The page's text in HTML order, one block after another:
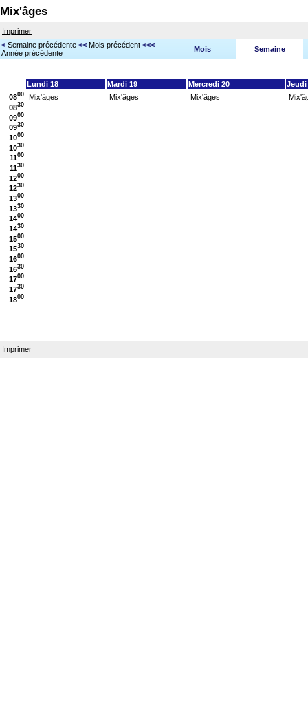
Mix'âges
Imprimer
< Semaine précédente << Mois précédent <<<
Année précédente
Mois Semaine
Lundi 18 Mardi 19 Mercredi 20
Jeudi
0800
0830
0900
0930
1000
1030
1100
1130
1200
1230
1300
1330
1400
1430
1500
1530
1600
1630
1700
1730
1800
Mix'âges Mix'âges Mix'âges
Imprimer